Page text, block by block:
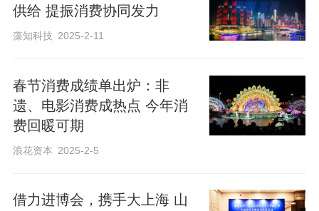
面的不断加持息息相关。政策发力下，预
计未来冰雪经济市场前景仍可期。
2024年11月，国务院办公厅印发的《关于
以冰雪运动高质量发展激发冰雪经济活力
的若干意见》提出，到2027年，冰雪经济
总规模达到1.2万亿元；到2030年，冰雪经
供给 提振消费协同发力
藻知科技 2025-2-11
春节消费成绩单出炉：非
遗、电影消费成热点 今年消
费回暖可期
浪花资本 2025-2-5
借力进博会，携手大上海 山